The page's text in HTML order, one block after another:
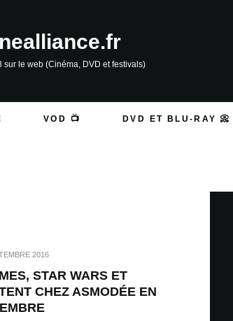
sur le web (Cinéma, DVD et festivals)
VOD 📺 DVD ET BLU-RAY 📀
2016
STAR WARS ET
CHEZ ASMODÉE EN